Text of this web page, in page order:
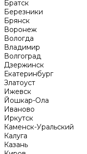
Братск
Березники
Брянск
Воронеж
Вологда
Владимир
Волгоград
Дзержинск
Екатеринбург
Златоуст
Ижевск
Йошкар-Ола
Иваново
Иркутск
Каменск-Уральский
Калуга
Казань